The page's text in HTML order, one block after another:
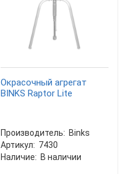
Окрасочный агрегат
BINKS Raptor Lite
Производитель: Binks
Артикул: 7430
Наличие: В наличии